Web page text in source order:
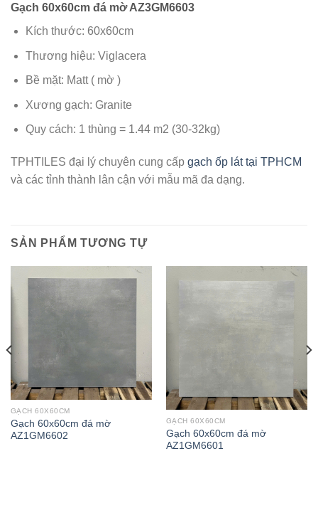
Gạch 60x60cm đá mờ AZ3GM6603
Kích thước: 60x60cm
Thương hiệu: Viglacera
Bề mặt: Matt ( mờ )
Xương gạch: Granite
Quy cách: 1 thùng = 1.44 m2 (30-32kg)
TPHTILES đại lý chuyên cung cấp gạch ốp lát tại TPHCM
và các tỉnh thành lân cận với mẫu mã đa dạng.
SẢN PHẨM TƯƠNG TỰ
GẠCH 60X60CM
Gạch 60x60cm đá mờ
AZ1GM6602
GẠCH 60X60CM
Gạch 60x60cm đá mờ
AZ1GM6601